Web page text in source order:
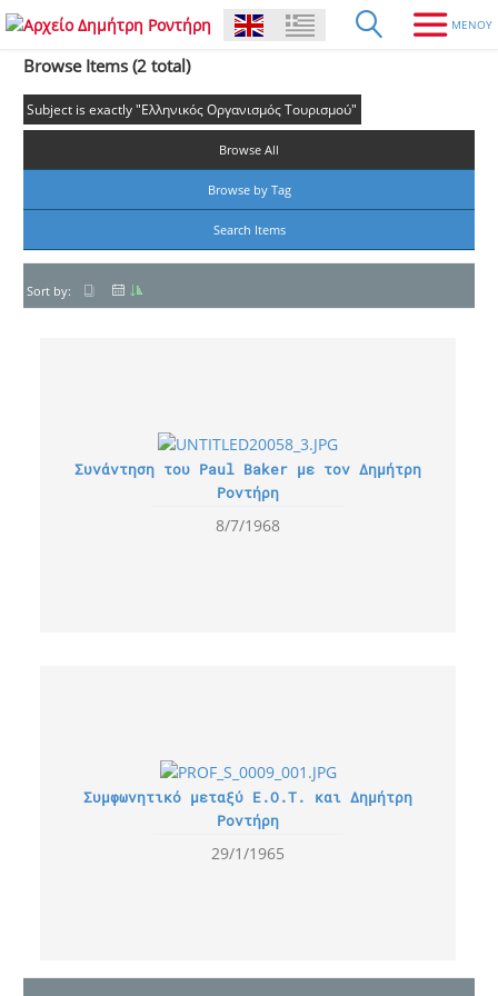
Browse Items (2 total)
Subject is exactly "Ελληνικός Οργανισμός Τουρισμού"
Browse All
Browse by Tag
Search Items
Sort by:
Συνάντηση του Paul Baker με τον Δημήτρη
Ροντήρη
8/7/1968
Συμφωνητικό μεταξύ Ε.Ο.Τ. και Δημήτρη
Ροντήρη
29/1/1965